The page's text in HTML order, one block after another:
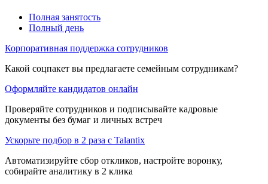
Полная занятость
Полный день
Корпоративная поддержка сотрудников
Какой соцпакет вы предлагаете семейным сотрудникам?
Оформляйте кандидатов онлайн
Проверяйте сотрудников и подписывайте кадровые
документы без бумаг и личных встреч
Ускорьте подбор в 2 раза с Talantix
Автоматизируйте сбор откликов, настройте воронку,
собирайте аналитику в 2 клика